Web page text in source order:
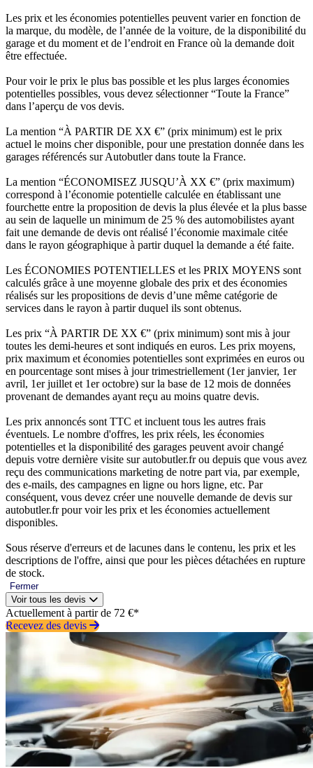
Les prix et les économies potentielles peuvent varier en fonction de
la marque, du modèle, de l’année de la voiture, de la disponibilité du
garage et du moment et de l’endroit en France où la demande doit
être effectuée.
Pour voir le prix le plus bas possible et les plus larges économies
potentielles possibles, vous devez sélectionner “Toute la France”
dans l’aperçu de vos devis.
La mention “À PARTIR DE XX €” (prix minimum) est le prix
actuel le moins cher disponible, pour une prestation donnée dans les
garages référencés sur Autobutler dans toute la France.
La mention “ÉCONOMISEZ JUSQU’À XX €” (prix maximum)
correspond à l’économie potentielle calculée en établissant une
fourchette entre la proposition de devis la plus élevée et la plus basse
au sein de laquelle un minimum de 25 % des automobilistes ayant
fait une demande de devis ont réalisé l’économie maximale citée
dans le rayon géographique à partir duquel la demande a été faite.
Les ÉCONOMIES POTENTIELLES et les PRIX MOYENS sont
calculés grâce à une moyenne globale des prix et des économies
réalisés sur les propositions de devis d’une même catégorie de
services dans le rayon à partir duquel ils sont obtenus.
Les prix “À PARTIR DE XX €” (prix minimum) sont mis à jour
toutes les demi-heures et sont indiqués en euros. Les prix moyens,
prix maximum et économies potentielles sont exprimées en euros ou
en pourcentage sont mises à jour trimestriellement (1er janvier, 1er
avril, 1er juillet et 1er octobre) sur la base de 12 mois de données
provenant de demandes ayant reçu au moins quatre devis.
Les prix annoncés sont TTC et incluent tous les autres frais
éventuels. Le nombre d'offres, les prix réels, les économies
potentielles et la disponibilité des garages peuvent avoir changé
depuis votre dernière visite sur autobutler.fr ou depuis que vous avez
reçu des communications marketing de notre part via, par exemple,
des e-mails, des campagnes en ligne ou hors ligne, etc. Par
conséquent, vous devez créer une nouvelle demande de devis sur
autobutler.fr pour voir les prix et les économies actuellement
disponibles.
Sous réserve d'erreurs et de lacunes dans le contenu, les prix et les
descriptions de l'offre, ainsi que pour les pièces détachées en rupture
de stock.
Fermer
Voir tous les devis
Actuellement à partir de 72 €*
Recevez des devis